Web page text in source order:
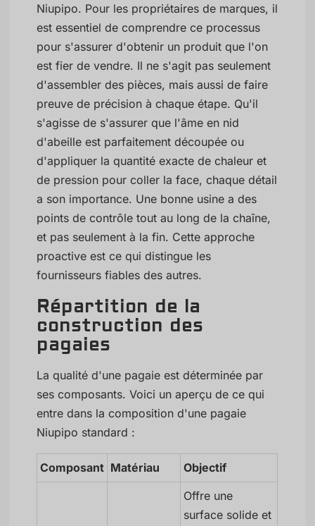
Niupipo. Pour les propriétaires de marques, il
est essentiel de comprendre ce processus
pour s'assurer d'obtenir un produit que l'on
est fier de vendre. Il ne s'agit pas seulement
d'assembler des pièces, mais aussi de faire
preuve de précision à chaque étape. Qu'il
s'agisse de s'assurer que l'âme en nid
d'abeille est parfaitement découpée ou
d'appliquer la quantité exacte de chaleur et
de pression pour coller la face, chaque détail
a son importance. Une bonne usine a des
points de contrôle tout au long de la chaîne,
et pas seulement à la fin. Cette approche
proactive est ce qui distingue les
fournisseurs fiables des autres.
Répartition de la
construction des
pagaies
La qualité d'une pagaie est déterminée par
ses composants. Voici un aperçu de ce qui
entre dans la composition d'une pagaie
Niupipo standard :
Composant Matériau Objectif
Offre une
surface solide et